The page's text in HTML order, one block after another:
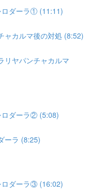
ロダーラ① (11:11)
ャカルマ後の対処 (8:52)
リヤパンチャカルマ
ロダーラ② (5:08)
ーラ (8:25)
ロダーラ③ (16:02)